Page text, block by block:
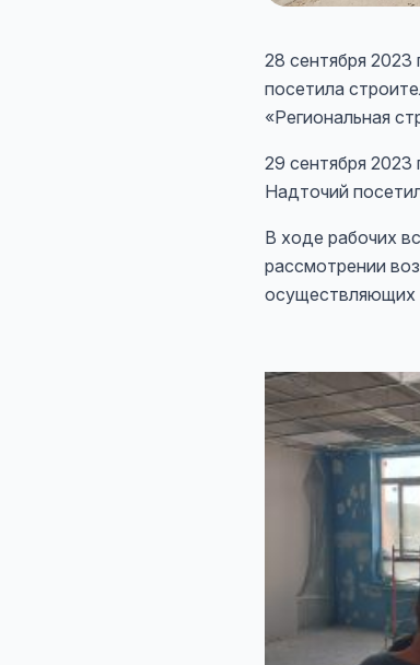
28 сентября 2023
посетила
«Региональная
29 сентября
Надточий
В ходе рабочих
рассмотрении
осуществляющих